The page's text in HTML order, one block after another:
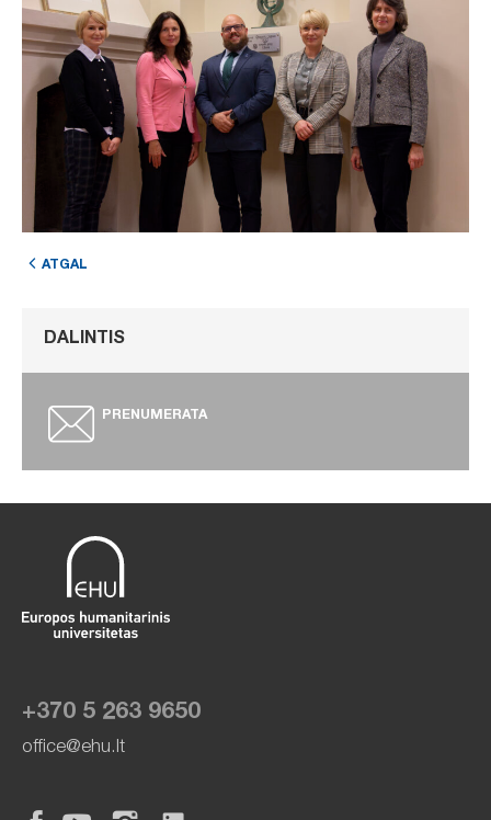
ATGAL
DALINTIS
PRENUMERATA
+370 5 263 9650
office@ehu.lt